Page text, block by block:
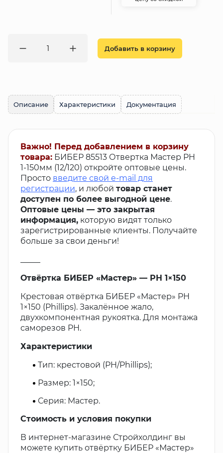
Добавить в корзину
Описание Характеристики Документация
Важно! Перед добавлением в корзину
товара: БИБЕР 85513 Отвертка Мастер PH
1-150мм (12/120) откройте оптовые цены.
Просто введите свой e-mail для
регистрации, и любой товар станет
доступен по более выгодной цене.
Оптовые цены — это закрытая
информация, которую видят только
зарегистрированные клиенты. Получайте
больше за свои деньги!
Отвёртка БИБЕР «Мастер» — PH 1×150
Крестовая отвёртка БИБЕР «Мастер» PH
1×150 (Phillips). Закалённое жало,
двухкомпонентная рукоятка. Для монтажа
саморезов PH.
Характеристики
Тип: крестовой (PH/Phillips);
Размер: 1×150;
Серия: Мастер.
Стоимость и условия покупки
В интернет-магазине Стройхолдинг вы
можете купить отвёртку БИБЕР «Мастер»